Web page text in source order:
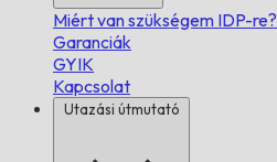
Miért van szükségem IDP-re?
Garanciák
GYIK
Kapcsolat
Utazási útmutató